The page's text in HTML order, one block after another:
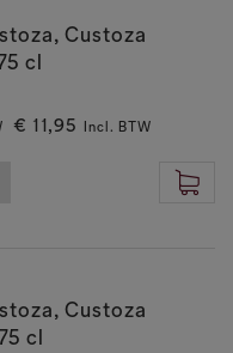
Custoza
cl
€ 11,95 Incl. BTW
Custoza
cl